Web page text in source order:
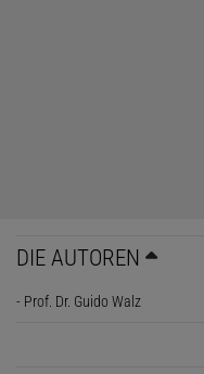
DIE AUTOREN
- Prof. Dr. Guido Walz